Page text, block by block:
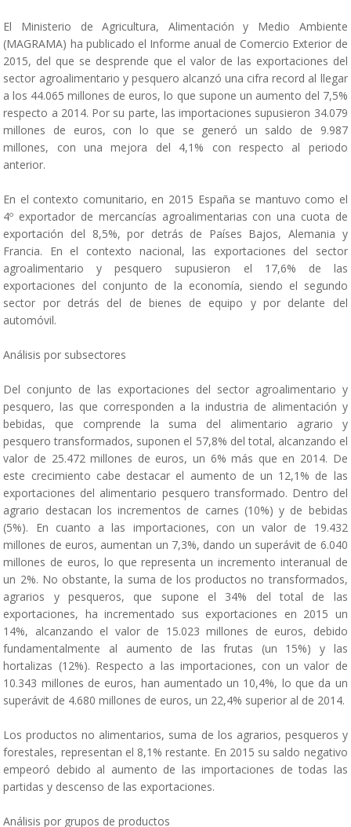
El Ministerio de Agricultura, Alimentación y Medio Ambiente
(MAGRAMA) ha publicado el Informe anual de Comercio Exterior de
2015, del que se desprende que el valor de las exportaciones del
sector agroalimentario y pesquero alcanzó una cifra record al llegar
a los 44.065 millones de euros, lo que supone un aumento del 7,5%
respecto a 2014. Por su parte, las importaciones supusieron 34.079
millones de euros, con lo que se generó un saldo de 9.987
millones, con una mejora del 4,1% con respecto al periodo
anterior.
En el contexto comunitario, en 2015 España se mantuvo como el
4º exportador de mercancías agroalimentarias con una cuota de
exportación del 8,5%, por detrás de Países Bajos, Alemania y
Francia. En el contexto nacional, las exportaciones del sector
agroalimentario y pesquero supusieron el 17,6% de las
exportaciones del conjunto de la economía, siendo el segundo
sector por detrás del de bienes de equipo y por delante del
automóvil.
Análisis por subsectores
Del conjunto de las exportaciones del sector agroalimentario y
pesquero, las que corresponden a la industria de alimentación y
bebidas, que comprende la suma del alimentario agrario y
pesquero transformados, suponen el 57,8% del total, alcanzando el
valor de 25.472 millones de euros, un 6% más que en 2014. De
este crecimiento cabe destacar el aumento de un 12,1% de las
exportaciones del alimentario pesquero transformado. Dentro del
agrario destacan los incrementos de carnes (10%) y de bebidas
(5%). En cuanto a las importaciones, con un valor de 19.432
millones de euros, aumentan un 7,3%, dando un superávit de 6.040
millones de euros, lo que representa un incremento interanual de
un 2%. No obstante, la suma de los productos no transformados,
agrarios y pesqueros, que supone el 34% del total de las
exportaciones, ha incrementado sus exportaciones en 2015 un
14%, alcanzando el valor de 15.023 millones de euros, debido
fundamentalmente al aumento de las frutas (un 15%) y las
hortalizas (12%). Respecto a las importaciones, con un valor de
10.343 millones de euros, han aumentado un 10,4%, lo que da un
superávit de 4.680 millones de euros, un 22,4% superior al de 2014.
Los productos no alimentarios, suma de los agrarios, pesqueros y
forestales, representan el 8,1% restante. En 2015 su saldo negativo
empeoró debido al aumento de las importaciones de todas las
partidas y descenso de las exportaciones.
Análisis por grupos de productos